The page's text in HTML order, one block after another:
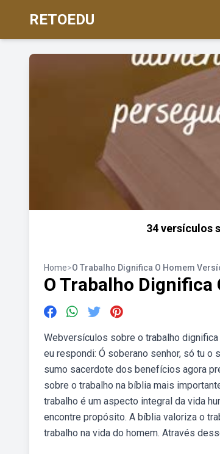
RETOEDU
34 versículos
Home>O Trabalho Dignifica O Homem
O Trabalho Dignifica
Webversículos sobre o trabalho
eu respondi: Ó soberano senhor, só tu
sumo sacerdote dos benefícios agora
sobre o trabalho na bíblia mais
trabalho é um aspecto integral da vida
encontre propósito. A bíblia valoriza o
trabalho na vida do homem. Através